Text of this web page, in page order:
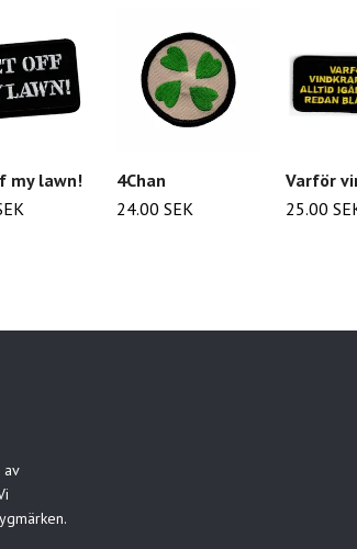
my lawn!
4Chan
24.00 SEK
Varför
25.00